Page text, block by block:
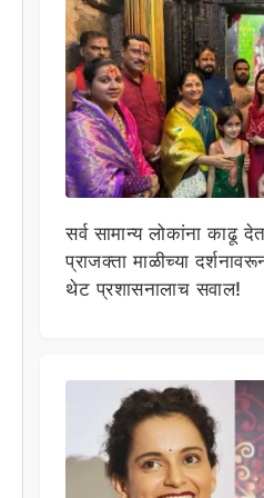
सर्व सामान्य लोकांना काढू
प्राजक्ता माळीच्या
थेट प्रशासनालाच सवाल!